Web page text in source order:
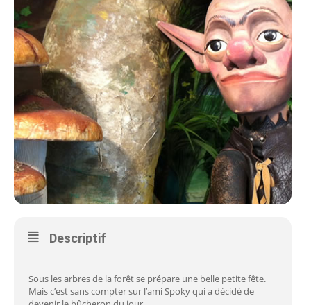
Descriptif
Sous les arbres de la forêt se prépare une belle petite fête.
Mais c’est sans compter sur l’ami Spoky qui a décidé de